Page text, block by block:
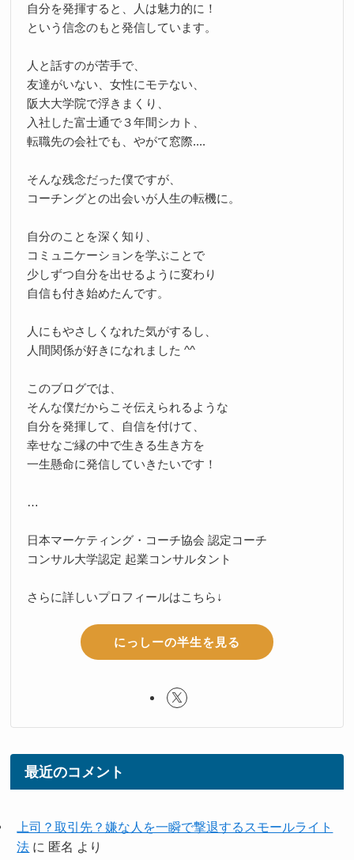
自分を発揮すると、人は魅力的に！
という信念のもと発信しています。
人と話すのが苦手で、
友達がいない、女性にモテない、
阪大大学院で浮きまくり、
入社した富士通で３年間シカト、
転職先の会社でも、やがて窓際....
そんな残念だった僕ですが、
コーチングとの出会いが人生の転機に。
自分のことを深く知り、
コミュニケーションを学ぶことで
少しずつ自分を出せるように変わり
自信も付き始めたんです。
人にもやさしくなれた気がするし、
人間関係が好きになれました ^^
このブログでは、
そんな僕だからこそ伝えられるような
自分を発揮して、自信を付けて、
幸せなご縁の中で生きる生き方を
一生懸命に発信していきたいです！
…
日本マーケティング・コーチ協会 認定コーチ
コンサル大学認定 起業コンサルタント
さらに詳しいプロフィールはこちら↓
にっしーの半生を見る
最近のコメント
上司？取引先？嫌な人を一瞬で撃退するスモールライト
法 に 匿名 より